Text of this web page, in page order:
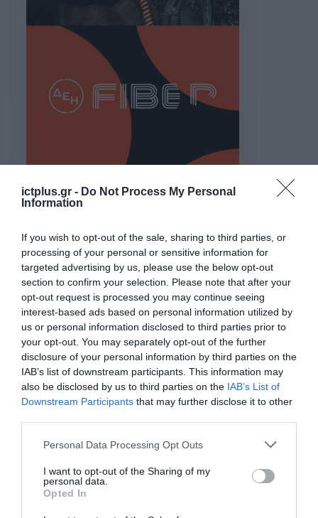
ictplus.gr - Do Not Process My Personal
Information
If you wish to opt-out of the sale, sharing to third parties, or
processing of your personal or sensitive information for
targeted advertising by us, please use the below opt-out
section to confirm your selection. Please note that after your
opt-out request is processed you may continue seeing
interest-based ads based on personal information utilized by
us or personal information disclosed to third parties prior to
your opt-out. You may separately opt-out of the further
disclosure of your personal information by third parties on the
IAB’s list of downstream participants. This information may
also be disclosed by us to third parties on the IAB’s List of
Downstream Participants that may further disclose it to other
Please note that this website/app uses one or more Google
not limited to your visit or usage behaviour. You may click to
grant or deny consent to Google and its third-party tags to
use your data for below specified purposes in below Google
Personal Data Processing Opt Outs
I want to opt-out of the Sharing of my
personal data.
Opted In
ΡΟΗ ΕΙΔΗΣΕΩΝ
από την ΕΕ έργο “The
Gaming Police”
ενισχύει την ασφάλεια
των παιδιών στο
διαδίκτυο
31.07.2026
ΑΑΔΕ: Διευκρινίσεις
για τα πρόστιμα σε
παραβάσεις που
αφορούν τους ΦΗΜ
31.07.2026
Σ. Καλαφάτης: «Η
Τεχνητή Νοημοσύνη
δεν είναι απλώς μια
νέα τεχνολογία, είναι
μια νέα βιομηχανική
επανάσταση»
Νέος οδηγός του ΕΚΤ
για τη χρηματοδότηση
των ελληνικών